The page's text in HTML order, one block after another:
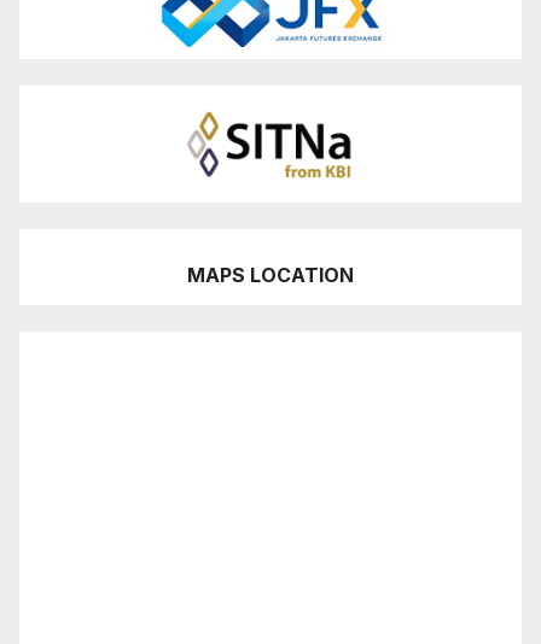
MAPS LOCATION